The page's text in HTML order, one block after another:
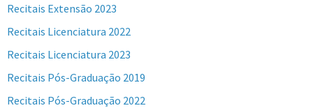
Recitais Extensão 2023
Recitais Licenciatura 2022
Recitais Licenciatura 2023
Recitais Pós-Graduação 2019
Recitais Pós-Graduação 2022